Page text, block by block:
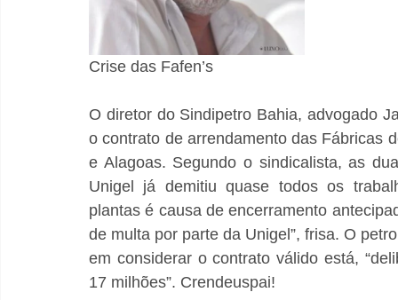
Crise das Fafen’s
O diretor do Sindipetro Bahia, advogado
o contrato de arrendamento das Fábricas
e Alagoas. Segundo o sindicalista, as
Unigel já demitiu quase todos os
plantas é causa de encerramento
de multa por parte da Unigel”, frisa. O
em considerar o contrato válido está,
17 milhões”. Crendeuspai!